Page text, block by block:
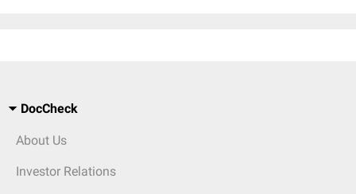
DocCheck
About Us
Investor Relations